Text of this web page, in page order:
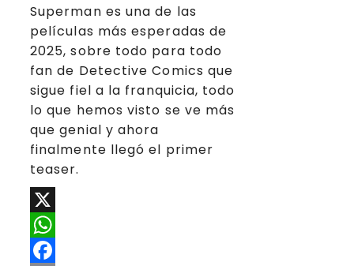
Superman es una de las
películas más esperadas de
2025, sobre todo para todo
fan de Detective Comics que
sigue fiel a la franquicia, todo
lo que hemos visto se ve más
que genial y ahora
finalmente llegó el primer
teaser.
X
WhatsApp